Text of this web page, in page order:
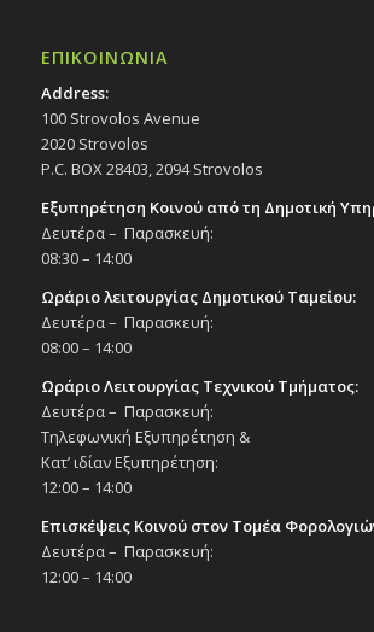
ΕΠΙΚΟΙΝΩΝΙΑ
Address:
100 Strovolos Avenue
2020 Strovolos
P.C. BOX 28403, 2094 Strovolos
Εξυπηρέτηση Κοινού από τη Δημοτική
Δευτέρα – Παρασκευή:
08:30 – 14:00
Ωράριο λειτουργίας Δημοτικού Ταμείου:
Δευτέρα – Παρασκευή:
08:00 – 14:00
Ωράριο Λειτουργίας Τεχνικού Τμήματος:
Δευτέρα – Παρασκευή:
Τηλεφωνική Εξυπηρέτηση &
Κατ’ ιδίαν Εξυπηρέτηση:
12:00 – 14:00
Επισκέψεις Κοινού στον Τομέα
Δευτέρα – Παρασκευή:
12:00 – 14:00